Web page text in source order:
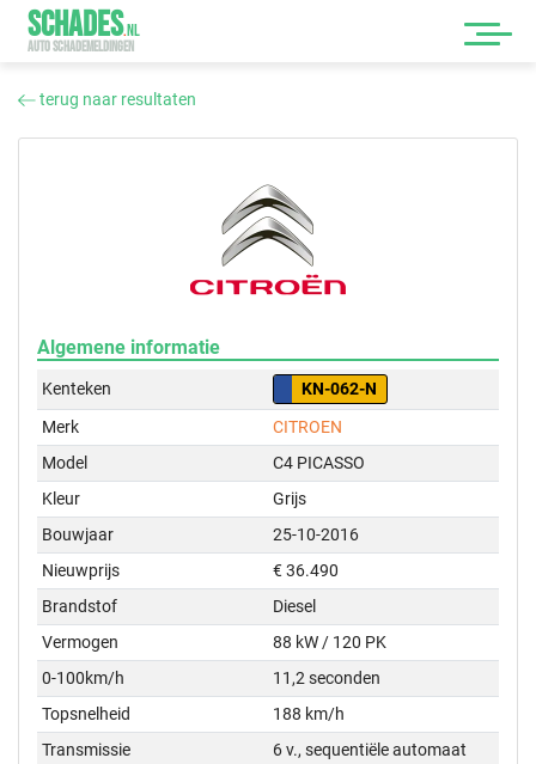
SCHADES.NL
AUTO SCHADEMELDINGEN
terug naar resultaten
Algemene informatie
Kenteken
KN-062-N
Merk
CITROEN
Model
C4 PICASSO
Kleur
Grijs
Bouwjaar
25-10-2016
Nieuwprijs
€ 36.490
Brandstof
Diesel
Vermogen
88 kW / 120 PK
0-100km/h
11,2 seconden
Topsnelheid
188 km/h
Transmissie
6 v., sequentiële automaat